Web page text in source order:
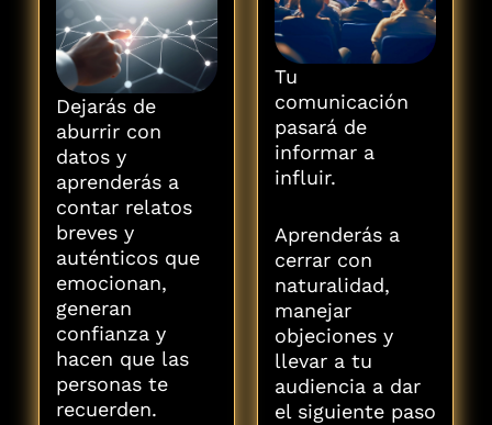
Dejarás de
aburrir con
datos y
aprenderás a
contar relatos
breves y
auténticos que
emocionan,
generan
confianza y
hacen que las
personas te
recuerden.
Tu
comunicación
pasará de
informar a
influir.
Aprenderás a
cerrar con
naturalidad,
manejar
objeciones y
llevar a tu
audiencia a dar
el siguiente paso